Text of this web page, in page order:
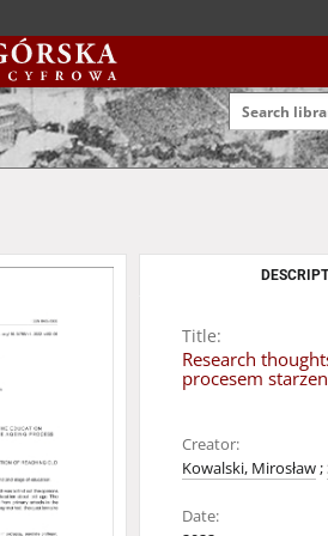
Title:
Research
procesem
Creator:
Kowalski, Mirosław;
Date: